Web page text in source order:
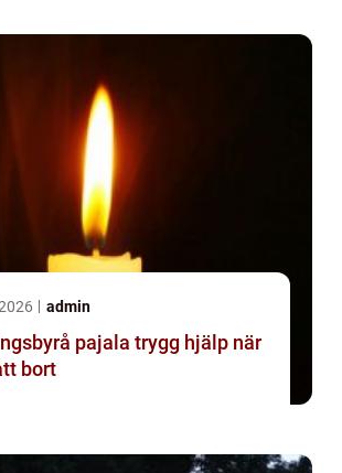
admin
pajala trygg hjälp när
bort